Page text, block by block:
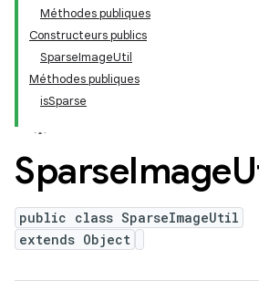
Méthodes publiques
Constructeurs publics
SparseImageUtil
Méthodes publiques
isSparse
SparseImage
public class SparseImageUtil
extends Object